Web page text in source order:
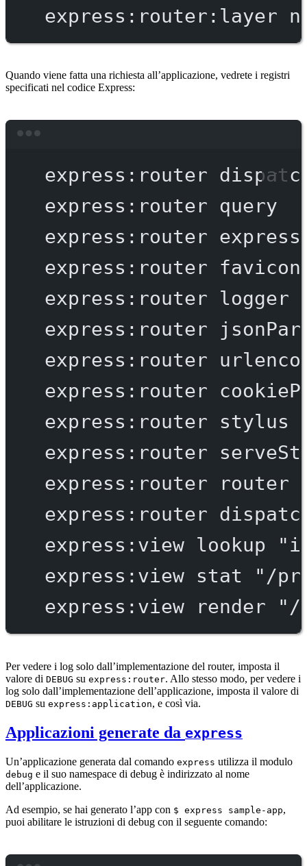
express:router:layer
Quando viene fatta una richiesta all’applicazione, vedrete i registri
specificati nel codice Express:
express:router
express:router
query
express:router
express:router
favicon
express:router
logger
express:router
express:router
express:router
express:router
stylus
express:router
express:router
router
express:router
express:view
lookup
express:view
stat
"/
express:view
render "/
Per vedere i log solo dall’implementazione del router, imposta il
valore di DEBUG su express:router. Allo stesso modo, per vedere i
log solo dall’implementazione dell’applicazione, imposta il valore di
DEBUG su express:application, e così via.
Applicazioni generate da express
Un’applicazione generata dal comando express utilizza il modulo
debug e il suo namespace di debug è indirizzato al nome
dell’applicazione.
Ad esempio, se hai generato l’app con $ express sample-app,
puoi abilitare le istruzioni di debug con il seguente comando: